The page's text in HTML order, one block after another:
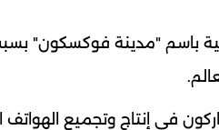
باسم "مدينة فوكسكون"
إنتاج وتجميع الهواتف